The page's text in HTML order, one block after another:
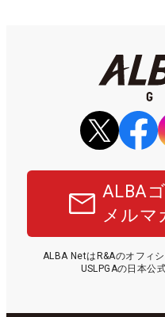
ALBA
メルマ
ALBA NetはR&Aのオフィ
USLPGAの日本公